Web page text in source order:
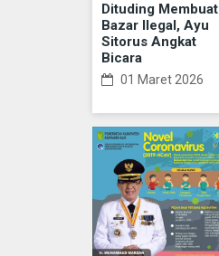
Dituding Membuat
Bazar Ilegal, Ayu
Sitorus Angkat
Bicara
01 Maret 2026